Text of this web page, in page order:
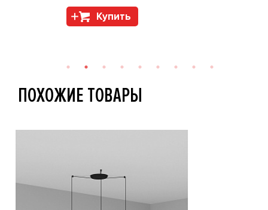
Купить
ПОХОЖИЕ ТОВАРЫ